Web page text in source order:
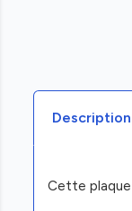
Description
Cette